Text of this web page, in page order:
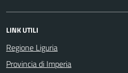
LINK UTILI
Regione Liguria
Provincia di Imperia